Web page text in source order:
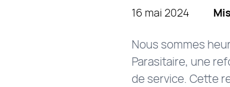
16 mai 2024
Nous sommes
Parasitaire, une
de service. Cette